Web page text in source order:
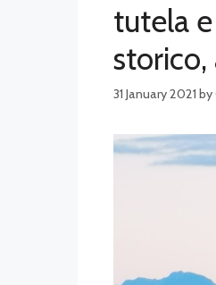
tutela
31 January 2021 by